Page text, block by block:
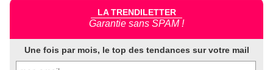
LA TRENDILETTER
Garantie sans SPAM !
Une fois par mois, le top des tendances sur votre mail